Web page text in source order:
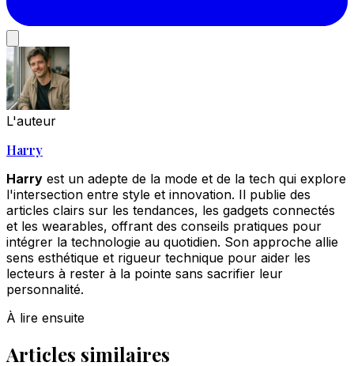
L'auteur
Harry
Harry est un adepte de la mode et de la tech qui explore
l'intersection entre style et innovation. Il publie des
articles clairs sur les tendances, les gadgets connectés
et les wearables, offrant des conseils pratiques pour
intégrer la technologie au quotidien. Son approche allie
sens esthétique et rigueur technique pour aider les
lecteurs à rester à la pointe sans sacrifier leur
personnalité.
À lire ensuite
Articles similaires